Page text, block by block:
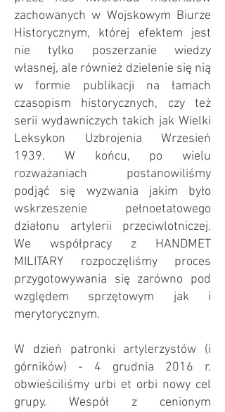
zachowanych w Wojskowym Biurze
Historycznym, której efektem jest
nie tylko poszerzanie wiedzy
własnej, ale również dzielenie się nią
w formie publikacji na łamach
czasopism historycznych, czy też
serii wydawniczych takich jak Wielki
Leksykon Uzbrojenia Wrzesień
1939. W końcu, po wielu
rozważaniach postanowiliśmy
podjąć się wyzwania jakim było
wskrzeszenie pełnoetatowego
działonu artylerii przeciwlotniczej.
We współpracy z HANDMET
MILITARY rozpoczęliśmy proces
przygotowywania się zarówno pod
względem sprzętowym jak i
merytorycznym.
W dzień patronki artylerzystów (i
górników) - 4 grudnia 2016 r.
obwieściliśmy urbi et orbi nowy cel
grupy. Wespół z cenionym